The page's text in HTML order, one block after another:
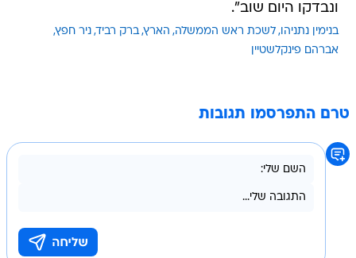
ונבדקו היום שוב".
בנימין נתניהו לשכת ראש הממשלה הארץ ברק רביד ניר חפץ
אברהם פינקלשטיין
טרם התפרסמו תגובות